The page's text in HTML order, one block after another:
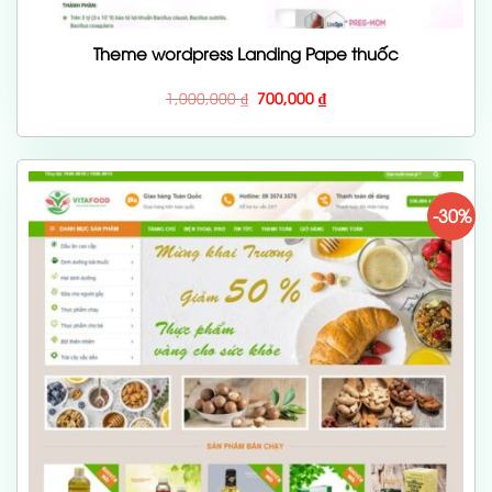
Theme wordpress Landing Pape thuốc
1,000,000₫ Giá
gốc
1,000,000 ₫.
700,000₫Giá
hiện
là:
-30%